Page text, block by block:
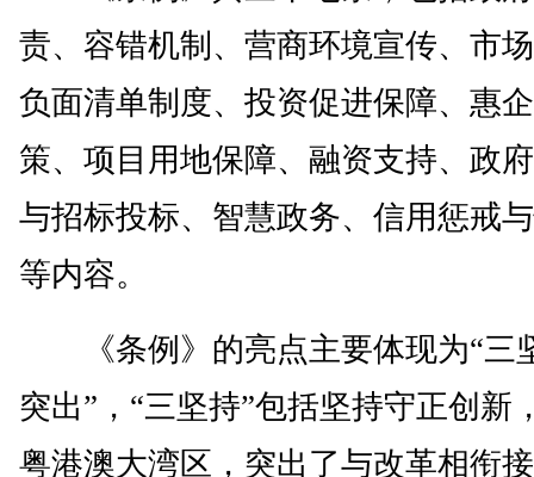
责、容错机制、营商环境宣传、市
负面清单制度、投资促进保障、惠
策、项目用地保障、融资支持、政
与招标投标、智慧政务、信用惩戒
等内容。
《条例》的亮点主要体现为“三
突出”，“三坚持”包括坚持守正创新
粤港澳大湾区，突出了与改革相衔